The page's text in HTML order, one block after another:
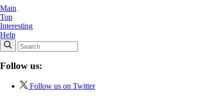
Main
Top
Interesting
Help
Follow us:
Follow us on Twitter